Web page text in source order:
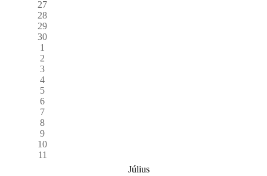
27
28
29
30
1
2
3
4
5
6
7
8
9
10
11
Július